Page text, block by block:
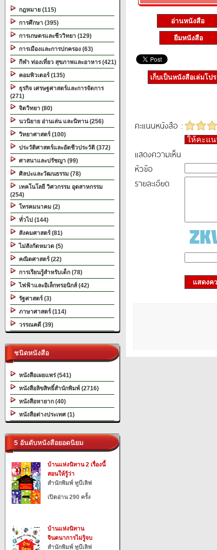
กฎหมาย (115)
การศึกษา (395)
การเกษตรและชีววิทยา (129)
การเมืองและการปกครอง (63)
กีฬา ท่องเที่ยว สุขภาพและอาหาร (421)
คอมพิวเตอร์ (135)
ธุรกิจ เศรษฐศาสตร์และการจัดการ
(271)
จิตวิทยา (80)
นวนิยาย อ่านเล่น และนิทาน (256)
วิทยาศาสตร์ (100)
ประวัติศาสตร์และอัตชีวประวัติ (372)
ศาสนาและปรัชญา (99)
ศิลปะและวัฒนธรรม (78)
เทคโนโลยี วิศวกรรม อุตสาหกรรม
(254)
โทรคมนาคม (2)
ทั่วไป (144)
สังคมศาสตร์ (81)
ไม่สังกัดหมวด (5)
คณิตศาสตร์ (22)
การเรียนรู้สำหรับเด็ก (78)
ไฟฟ้าและอิเล็กทรอนิกส์ (42)
รัฐศาสตร์ (3)
ภาษาศาสตร์ (114)
วรรณคดี (39)
ชนิดหนังสือ
หนังสือเผยแพร่ (541)
หนังสือลิขสิทธิ์สำนักพิมพ์ (2716)
หนังสือหายาก (40)
หนังสือต่างประเทศ (1)
5 อันดับหนังสือยอดนิยม
บ้านแห่งนิทาน 2 เรื่องนี้
สอนให้รู้ว่า
สำนักพิมพ์ ทูบีเลิฟ
เปิดอ่าน 290 ครั้ง
บ้านแห่งนิทาน
จินตนาการไม่รู้จบ
สำนักพิมพ์ ทูบีเลิฟ
อ่านหนังสือ
ยืมหนังสือ
เก็บเป็นหนังสือเล่มโป
คะแนนหนังสือ :
ให้คะแ
แสดงความเห็น
หัวข้อ
รายละเอียด
แสดงค